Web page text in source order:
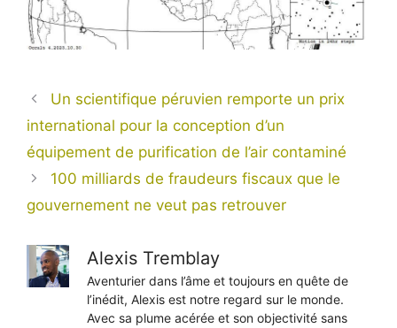
Un scientifique péruvien remporte un prix
international pour la conception d’un
équipement de purification de l’air contaminé
100 milliards de fraudeurs fiscaux que le
gouvernement ne veut pas retrouver
Alexis Tremblay
Aventurier dans l’âme et toujours en quête de
l’inédit, Alexis est notre regard sur le monde.
Avec sa plume acérée et son objectivité sans